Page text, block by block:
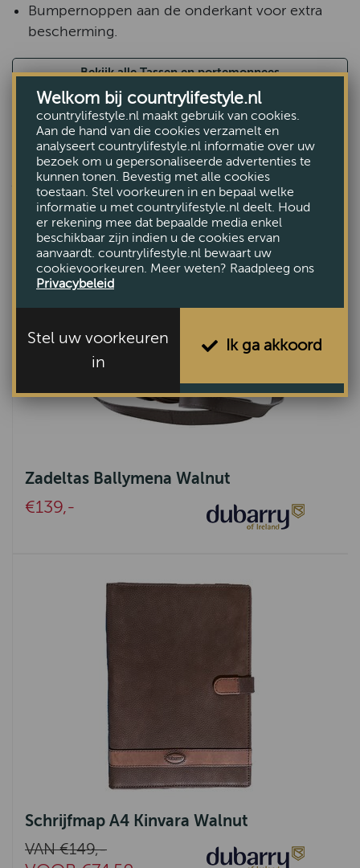
Bumpernoppen aan de onderkant voor extra
bescherming.
Bekijk alle Tassen en portemonnees
ANDEREN BEKEKEN OOK
Zadeltas Ballymena Walnut
€139,-
Schrijfmap A4 Kinvara Walnut
VAN €149,-
Welkom bij countrylifestyle.nl
countrylifestyle.nl maakt gebruik van cookies.
Aan de hand van die cookies verzamelt en
analyseert countrylifestyle.nl informatie over uw
bezoek om u gepersonaliseerde advertenties te
kunnen tonen. Bevestig met alle cookies
toestaan. Stel voorkeuren in en bepaal welke
informatie u met countrylifestyle.nl deelt. Houd
er rekening mee dat bepaalde media enkel
beschikbaar zijn indien u de cookies ervan
aanvaardt. countrylifestyle.nl bewaart uw
cookievoorkeuren. Meer weten? Raadpleeg ons
Privacybeleid
Stel uw voorkeuren
in
Ik ga akkoord